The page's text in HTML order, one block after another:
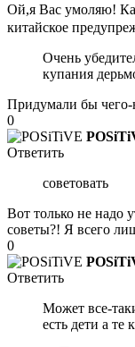
Ой,я Вас умоляю!
китайское
Очень
купания
Придумали бы чего-
0
Ответить
советовать
Вот только не надо
советы?! Я всего
0
Ответить
Может все-
есть дети а те